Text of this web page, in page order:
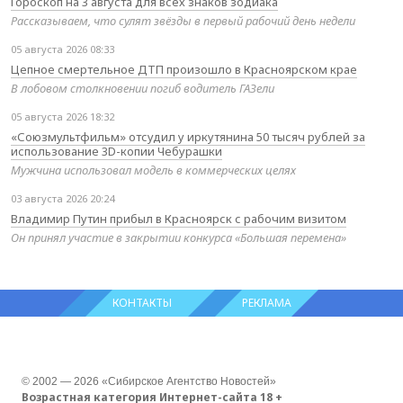
Рассказываем, что сулят звёзды в первый рабочий день недели
05 августа 2026 08:33
Цепное смертельное ДТП произошло в Красноярском крае
В лобовом столкновении погиб водитель ГАЗели
05 августа 2026 18:32
«Союзмультфильм» отсудил у иркутянина 50 тысяч рублей за
использование 3D-копии Чебурашки
Мужчина использовал модель в коммерческих целях
03 августа 2026 20:24
Владимир Путин прибыл в Красноярск с рабочим визитом
Он принял участие в закрытии конкурса «Большая перемена»
КОНТАКТЫ РЕКЛАМА
© 2002 — 2026 «Сибирское Агентство Новостей»
Возрастная категория Интернет-сайта 18 +